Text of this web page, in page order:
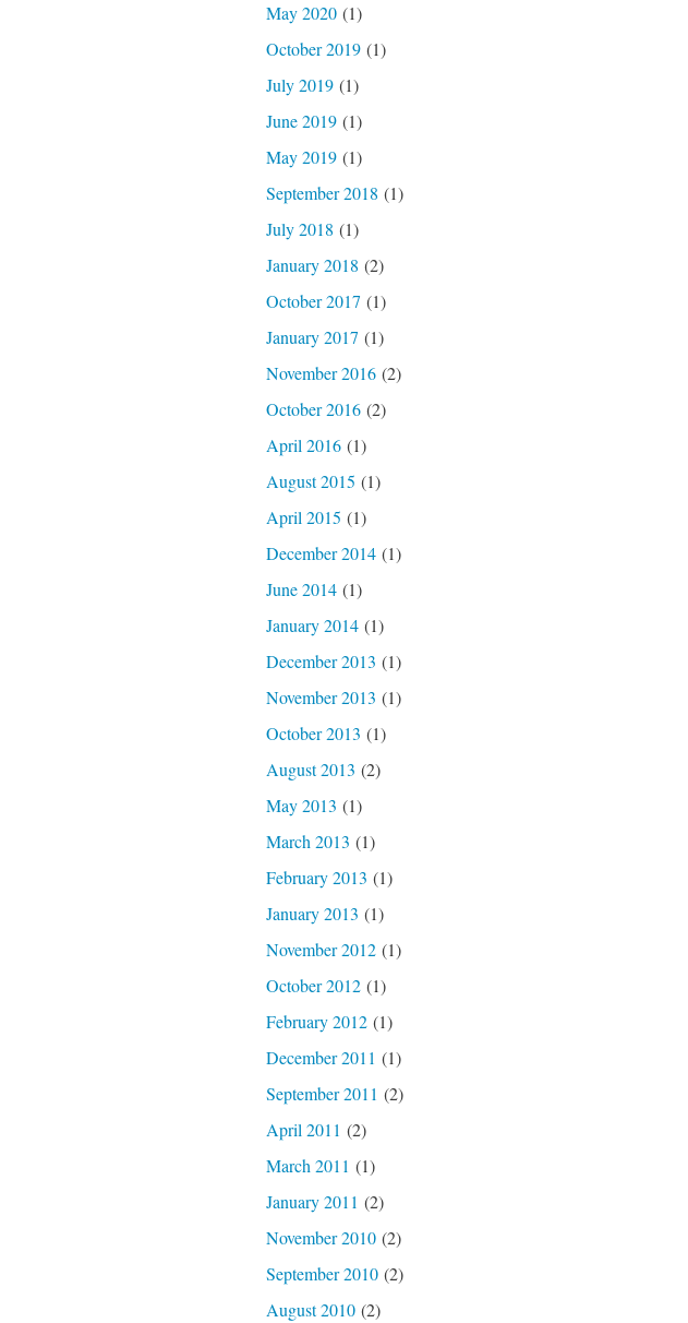
May 2020(1)
October 2019(1)
July 2019(1)
June 2019(1)
May 2019(1)
September 2018 (1)
July 2018 (1)
January 2018 (2)
October 2017 (1)
January 2017 (1)
November 2016(2)
October 2016(2)
April 2016(1)
August 2015 (1)
April 2015 (1)
December 2014(1)
June 2014(1)
January 2014(1)
December 2013 (1)
November 2013 (1)
October 2013 (1)
August 2013 (2)
May 2013 (1)
March 2013 (1)
February 2013 (1)
January 2013 (1)
November 2012(1)
October 2012(1)
February 2012(1)
December 2011 (1)
September 2011 (2)
April 2011 (2)
March 2011 (1)
January 2011 (2)
November 2010(2)
September 2010(2)
August 2010(2)